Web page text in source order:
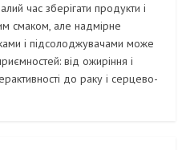
час зберігати продукти і
смаком, але надмірне
і підсолоджувачами може
від ожиріння і
до раку і серцево-